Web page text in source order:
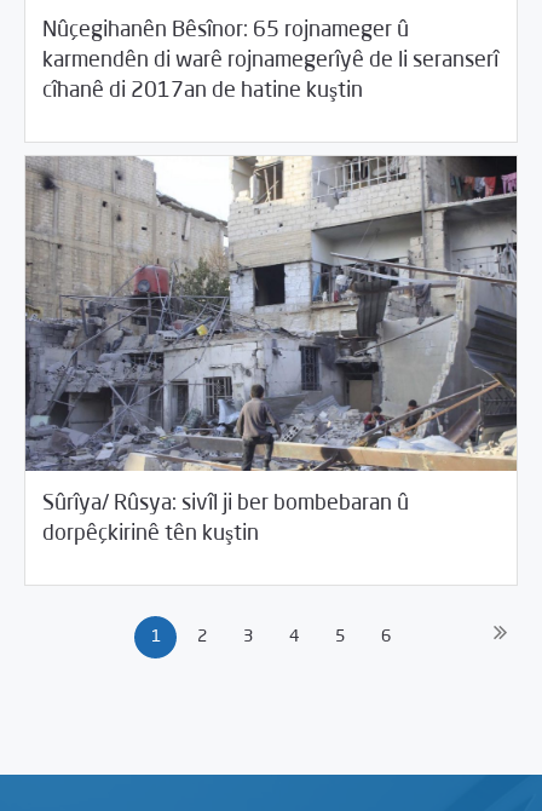
Nûçegihanên Bêsînor: 65 rojnameger û
karmendên di warê rojnamegerîyê de li seranserî
cîhanê di 2017an de hatine kuştin
18/2018 Rewangeha Binpêkirinan/Rotator
Sûrîya/ Rûsya: sivîl ji ber bombebaran û
dorpêçkirinê tên kuştin
18/2018 Rewangeha Binpêkirinan/Rotator
1 2 3 4 5 6